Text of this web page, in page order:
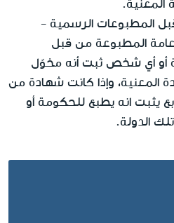
المطبوعات الرسمية -
المطبوعة من قبل
أو أي شخص ثبت أنه مخوّل
المعنية، وإذا كانت شهادة من
يثبت انه يطبع للحكومة أو
الدولة.